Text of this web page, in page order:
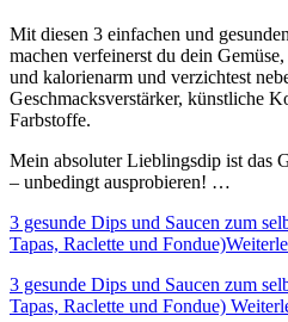
Mit diesen 3 einfachen und
machen verfeinerst du dein
und kalorienarm und verzichtest
Geschmacksverstärker, künstliche
Farbstoffe.
Mein absoluter Lieblingsdip ist das
– unbedingt ausprobieren! …
3 gesunde Dips und Saucen zum
Tapas, Raclette und Fondue)
3 gesunde Dips und Saucen zum
Tapas, Raclette und Fondue)